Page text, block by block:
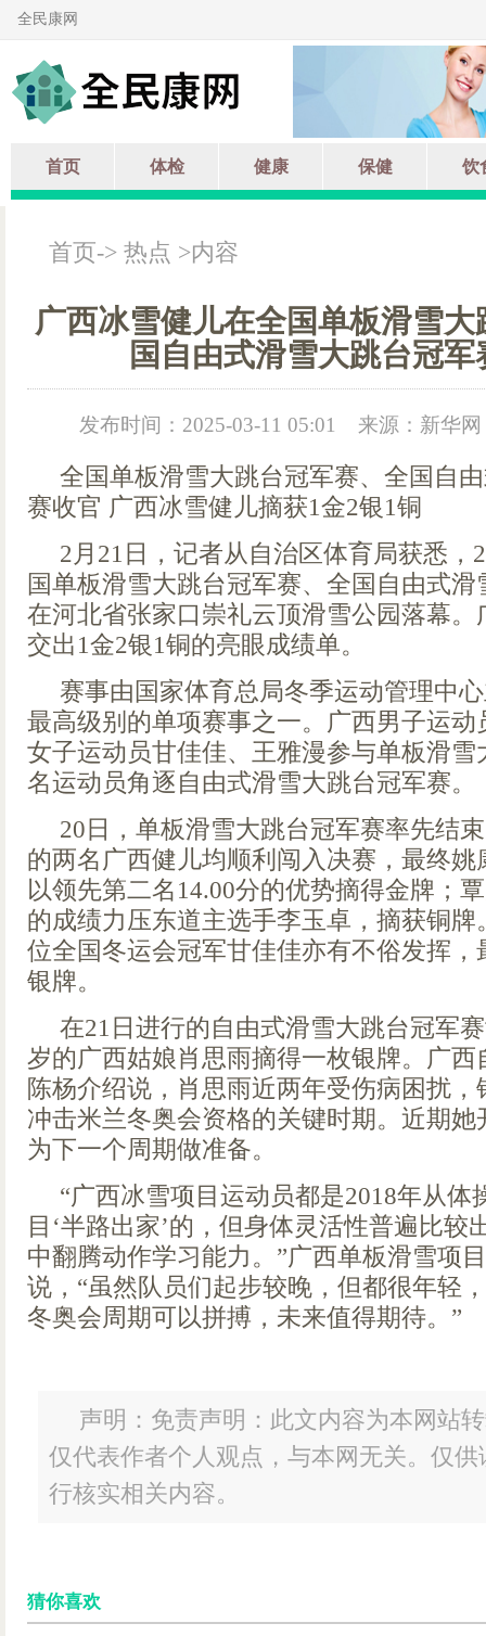
全民康网
首页 体检 健康 保健 饮
首页-> 热点 >内容
广西冰雪健儿在全国单板滑雪
国自由式滑雪大跳台冠军
发布时间：2025-03-11 05:01 来源：新华网
全国单板滑雪大跳台冠军赛、全国自
赛收官 广西冰雪健儿摘获1金2银1铜
2月21日，记者从自治区体育局获悉
国单板滑雪大跳台冠军赛、全国自由式
在河北省张家口崇礼云顶滑雪公园落幕
交出1金2银1铜的亮眼成绩单。
赛事由国家体育总局冬季运动管理中
最高级别的单项赛事之一。广西男子运
女子运动员甘佳佳、王雅漫参与单板滑雪
名运动员角逐自由式滑雪大跳台冠军赛。
20日，单板滑雪大跳台冠军赛率先结
的两名广西健儿均顺利闯入决赛，最终姚
以领先第二名14.00分的优势摘得金牌；
的成绩力压东道主选手李玉卓，摘获铜
位全国冬运会冠军甘佳佳亦有不俗发挥，
银牌。
在21日进行的自由式滑雪大跳台冠军
岁的广西姑娘肖思雨摘得一枚银牌。广
陈杨介绍说，肖思雨近两年受伤病困扰
冲击米兰冬奥会资格的关键时期。近期
为下一个周期做准备。
“广西冰雪项目运动员都是2018年从体
目‘半路出家’的，但身体灵活性普遍比较
中翻腾动作学习能力。”广西单板滑雪项
说，“虽然队员们起步较晚，但都很年轻
冬奥会周期可以拼搏，未来值得期待。”
声明：免责声明：此文内容为本网站
仅代表作者个人观点，与本网无关。仅
行核实相关内容。
猜你喜欢